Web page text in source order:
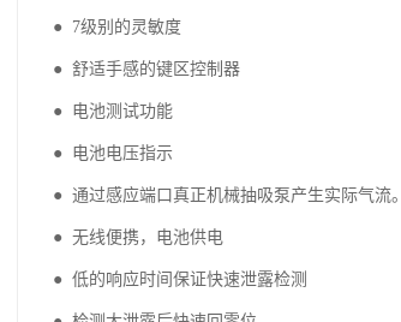
● 7级别的灵敏度
● 舒适手感的键区控制器
● 电池测试功能
● 电池电压指示
● 通过感应端口真正机械抽吸泵产生实际气流。
● 无线便携，电池供电
● 低的响应时间保证快速泄露检测